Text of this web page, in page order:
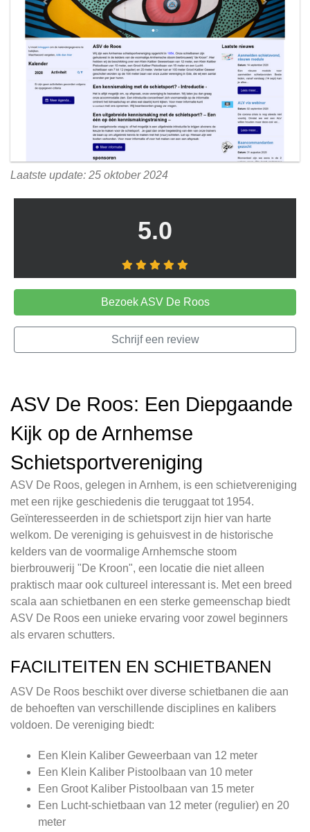
Laatste update: 25 oktober 2024
5.0
Bezoek ASV De Roos
Schrijf een review
ASV De Roos: Een Diepgaande
Kijk op de Arnhemse
Schietsportvereniging
ASV De Roos, gelegen in Arnhem, is een schietvereniging
met een rijke geschiedenis die teruggaat tot 1954.
Geïnteresseerden in de schietsport zijn hier van harte
welkom. De vereniging is gehuisvest in de historische
kelders van de voormalige Arnhemsche stoom
bierbrouwerij "De Kroon", een locatie die niet alleen
praktisch maar ook cultureel interessant is. Met een breed
scala aan schietbanen en een sterke gemeenschap biedt
ASV De Roos een unieke ervaring voor zowel beginners
als ervaren schutters.
FACILITEITEN EN SCHIETBANEN
ASV De Roos beschikt over diverse schietbanen die aan
de behoeften van verschillende disciplines en kalibers
voldoen. De vereniging biedt:
Een Klein Kaliber Geweerbaan van 12 meter
Een Klein Kaliber Pistoolbaan van 10 meter
Een Groot Kaliber Pistoolbaan van 15 meter
Een Lucht-schietbaan van 12 meter (regulier) en 20
meter